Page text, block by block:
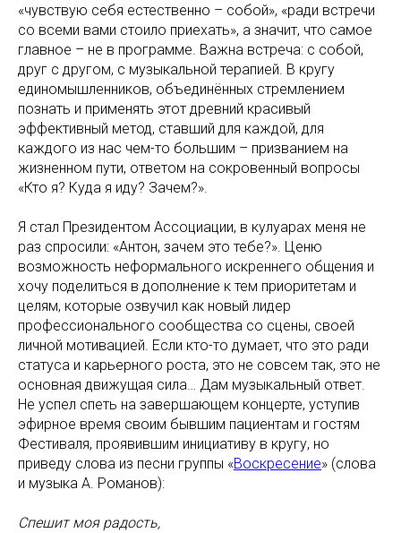
«чувствую себя естественно – собой», «ради встречи
со всеми вами стоило приехать», а значит, что самое
главное – не в программе. Важна встреча: с собой,
друг с другом, с музыкальной терапией. В кругу
единомышленников, объединённых стремлением
познать и применять этот древний красивый
эффективный метод, ставший для каждой, для
каждого из нас чем-то большим – призванием на
жизненном пути, ответом на сокровенный вопросы
«Кто я? Куда я иду? Зачем?».
Я стал Президентом Ассоциации, в кулуарах меня не
раз спросили: «Антон, зачем это тебе?». Ценю
возможность неформального искреннего общения и
хочу поделиться в дополнение к тем приоритетам и
целям, которые озвучил как новый лидер
профессионального сообщества со сцены, своей
личной мотивацией. Если кто-то думает, что это ради
статуса и карьерного роста, это не совсем так, это не
основная движущая сила… Дам музыкальный ответ.
Не успел спеть на завершающем концерте, уступив
эфирное время своим бывшим пациентам и гостям
Фестиваля, проявившим инициативу в кругу, но
приведу слова из песни группы «Воскресение» (слова
и музыка А. Романов):
Спешит моя радость,